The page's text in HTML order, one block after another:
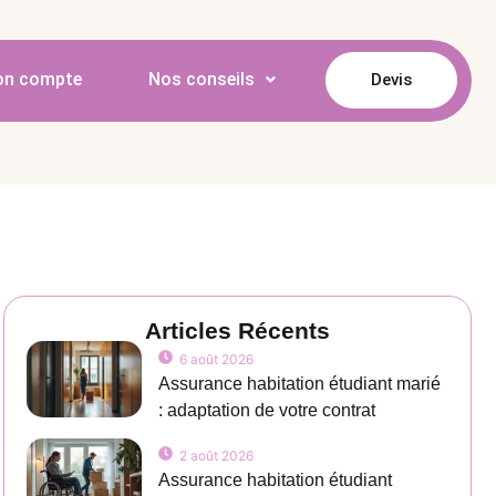
compte Nos conseils Devis
la déclaration de
Articles Récents
6 août 2026
Assurance habitation étudiant marié
: adaptation de votre contrat
2 août 2026
Assurance habitation étudiant